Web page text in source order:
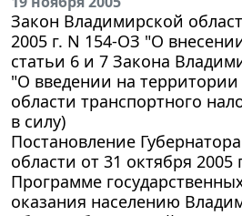
Закон Владимирской
2005 г. N 154-ОЗ "О
статьи 6 и 7 Закона
"О введении на
области транспортного
в силу)
Постановление
области от 31 октября 2005
Программе
оказания населению